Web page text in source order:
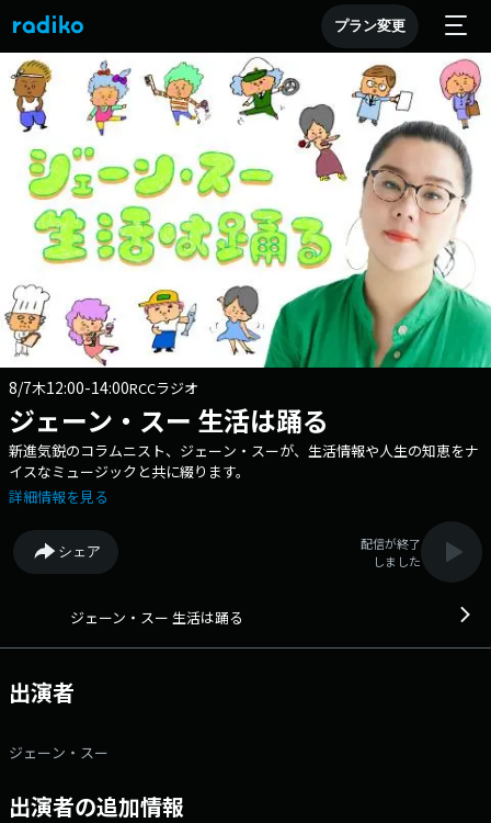
プラン変更
8/7木12:00-14:00RCCラジオ
ジェーン・スー 生活は踊る
新進気鋭のコラムニスト、ジェーン・スーが、生活情報や人生の知恵をナ
イスなミュージックと共に綴ります。
詳細情報を見る
シェア
配信が終了
しました
ジェーン・スー 生活は踊る
出演者
ジェーン・スー
出演者の追加情報